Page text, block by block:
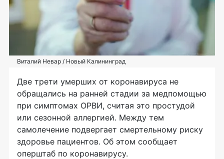
Виталий Невар / Новый Калининград
Две трети умерших от коронавируса не
обращались на ранней стадии за медпомощью
при симптомах ОРВИ, считая это простудой
или сезонной аллергией. Между тем
самолечение подвергает смертельному риску
здоровье пациентов. Об этом сообщает
оперштаб по коронавирусу.